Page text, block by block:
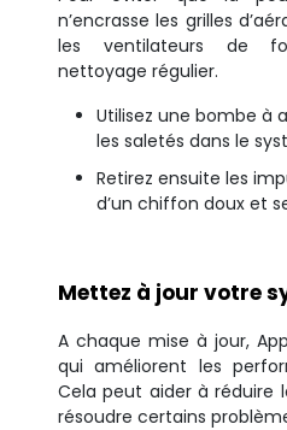
n’encrasse les grilles
les ventilateurs de
nettoyage régulier.
Utilisez une bombe à
les saletés dans le
Retirez ensuite les
d’un chiffon doux et
Mettez à jour votre
A chaque mise à jour,
qui améliorent les
Cela peut aider à réduire
résoudre certains